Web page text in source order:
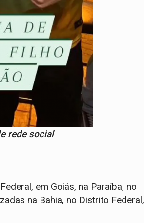
rede social
em Goiás, na Paraíba, no
na Bahia, no Distrito Federal,